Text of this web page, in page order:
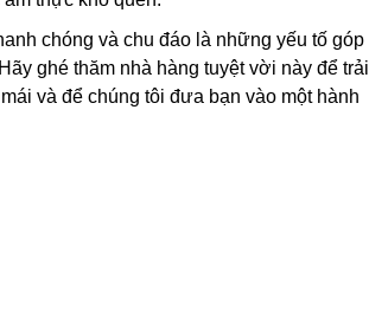
chóng và chu đáo là những yếu tố góp
ghé thăm nhà hàng tuyệt vời này để trải
và để chúng tôi đưa bạn vào một hành